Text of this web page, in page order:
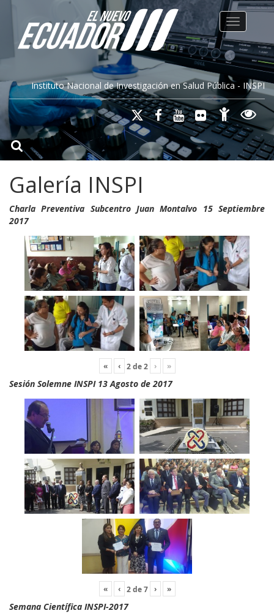
Instituto Nacional de Investigación en Salud Pública - INSPI
Toggle
Galería INSPI
Charla Preventiva Subcentro Juan Montalvo 15 Septiembre
2017
« ‹ 2de2 › »
Sesión Solemne INSPI 13 Agosto de 2017
« ‹ 2de7 › »
Semana Científica INSPI-2017